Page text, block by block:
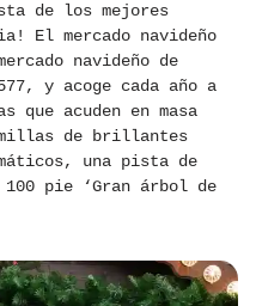
de los mejores
El mercado navideño
navideño de
y acoge cada año a
acuden en masa
de brillantes
una pista de
pie ‘Gran árbol de